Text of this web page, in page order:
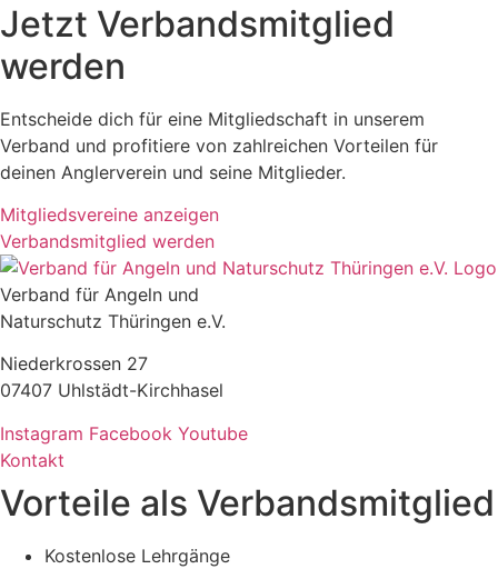
Jetzt Verbandsmitglied
werden
Entscheide dich für eine Mitgliedschaft in unserem
Verband und profitiere von zahlreichen Vorteilen für
deinen Anglerverein und seine Mitglieder.
Mitgliedsvereine anzeigen
Verbandsmitglied werden
Verband für Angeln und
Naturschutz Thüringen e.V.
Niederkrossen 27
07407 Uhlstädt-Kirchhasel
Instagram Facebook Youtube
Kontakt
Vorteile als Verbandsmitglied
Kostenlose Lehrgänge